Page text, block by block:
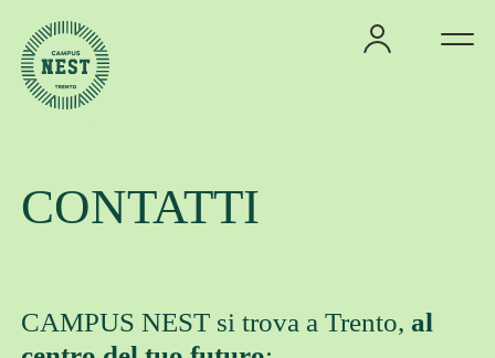
Offerta formativa
Comitato scientifico
CONTATTI
CAMPUS NEST si trova a Trento, al